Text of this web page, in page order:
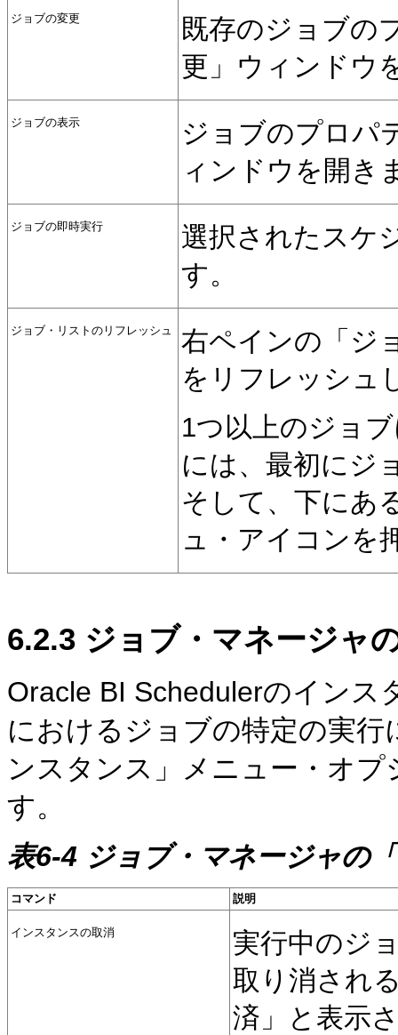
ジョブの変更
既存のジョブの
更」ウィンドウ
ジョブの表示
ジョブのプロパ
ィンドウを開き
ジョブの即時実行
選択されたスケ
す。
ジョブ・リストのリフレッシュ
右ペインの「ジ
をリフレッシュ
1つ以上のジョ
には、最初にジ
そして、下にあ
ュ・アイコンを
6.2.3 ジョブ・マネージャ
Oracle BI Schedulerのインス
におけるジョブの特定の実
ンスタンス」メニュー・オ
す。
表6-4 ジョブ・マネージャの
コマンド 説明
インスタンスの取消
実行中のジ
取り消され
済」と表示